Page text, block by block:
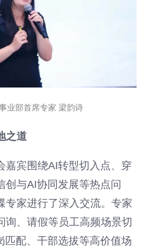
业部首席专家 梁韵诗
之道
嘉宾围绕AI转型切入点、穿
创与AI协同发展等热点问
专家进行了深入交流。专家
询、请假等员工高频场景切
匹配、干部选拔等高价值场